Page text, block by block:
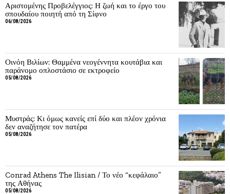
Αριστομένης Προβελέγγιος: Η ζωή και το έργο του
σπουδαίου ποιητή από τη Σίφνο
06/08/2026
Οινόη Βιλίων: Θαμμένα νεογέννητα κουτάβια και
παράνομο οπλοστάσιο σε εκτροφείο
05/08/2026
Μυστράς: Κι όμως κανείς επί δύο και πλέον χρόνια
δεν αναζήτησε τον πατέρα
05/08/2026
Conrad Athens The Ilisian / Το νέο “κεφάλαιο”
της Αθήνας
05/08/2026